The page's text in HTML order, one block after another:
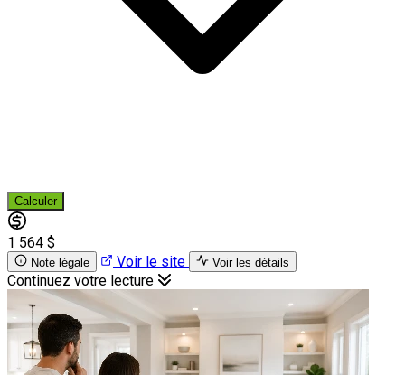
Calculer
1 564 $
Note légale Voir le site Voir les détails
Continuez votre lecture